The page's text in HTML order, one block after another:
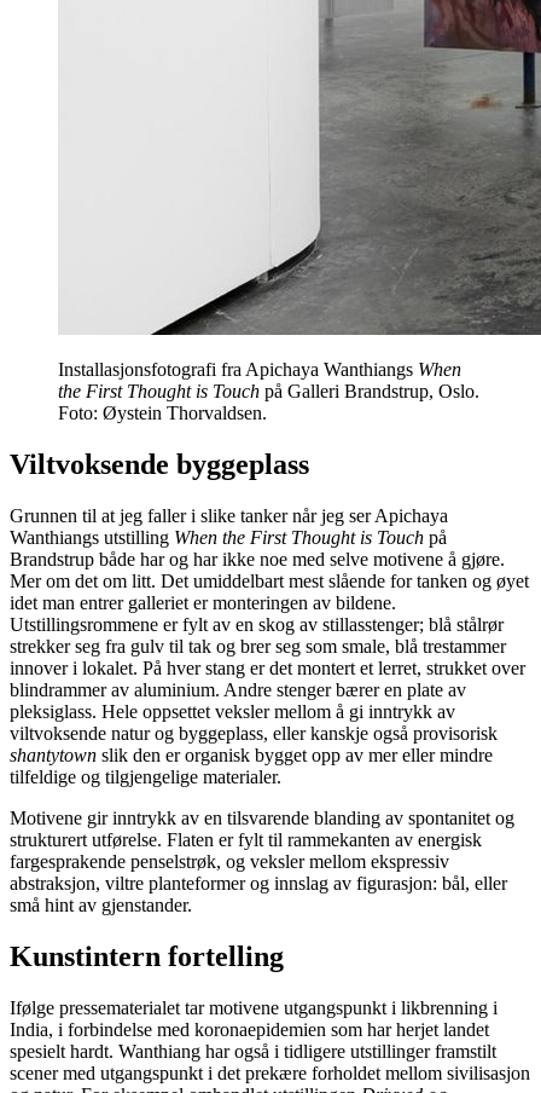
Installasjonsfotografi fra Apichaya Wanthiangs When
the First Thought is Touch på Galleri Brandstrup, Oslo.
Foto: Øystein Thorvaldsen.
Viltvoksende byggeplass
Grunnen til at jeg faller i slike tanker når jeg ser Apichaya
Wanthiangs utstilling When the First Thought is Touch på
Brandstrup både har og har ikke noe med selve motivene å gjøre.
Mer om det om litt. Det umiddelbart mest slående for tanken og øyet
idet man entrer galleriet er monteringen av bildene.
Utstillingsrommene er fylt av en skog av stillasstenger; blå stålrør
strekker seg fra gulv til tak og brer seg som smale, blå trestammer
innover i lokalet. På hver stang er det montert et lerret, strukket over
blindrammer av aluminium. Andre stenger bærer en plate av
pleksiglass. Hele oppsettet veksler mellom å gi inntrykk av
viltvoksende natur og byggeplass, eller kanskje også provisorisk
shantytown slik den er organisk bygget opp av mer eller mindre
tilfeldige og tilgjengelige materialer.
Motivene gir inntrykk av en tilsvarende blanding av spontanitet og
strukturert utførelse. Flaten er fylt til rammekanten av energisk
fargesprakende penselstrøk, og veksler mellom ekspressiv
abstraksjon, viltre planteformer og innslag av figurasjon: bål, eller
små hint av gjenstander.
Kunstintern fortelling
Ifølge pressematerialet tar motivene utgangspunkt i likbrenning i
India, i forbindelse med koronaepidemien som har herjet landet
spesielt hardt. Wanthiang har også i tidligere utstillinger framstilt
scener med utgangspunkt i det prekære forholdet mellom sivilisasjon